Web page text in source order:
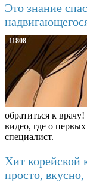
Это знание
11808
обратиться к
видео, где о первых
специалист.
Хит корейской
просто,